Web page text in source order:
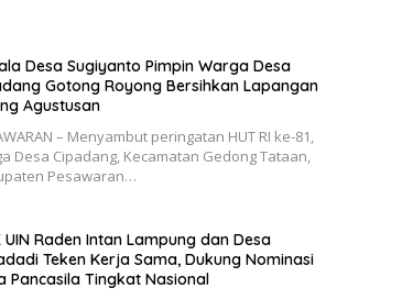
Desa Sugiyanto Pimpin Warga Desa
Gotong Royong Bersihkan Lapangan
Agustusan
– Menyambut peringatan HUT RI ke-81,
Desa Cipadang, Kecamatan Gedong Tataan,
Pesawaran…
UIN Raden Intan Lampung dan Desa
Teken Kerja Sama, Dukung Nominasi
Pancasila Tingkat Nasional